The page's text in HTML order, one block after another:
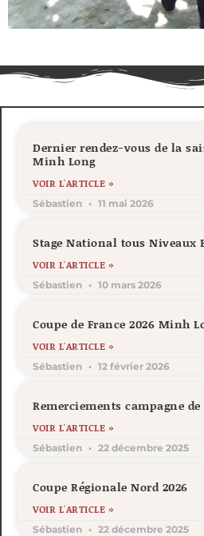
Dernier rendez-vous de la
Minh Long
VOIR L'ARTICLE »
Sébastien 11 mai 2026
Stage National tous Niveaux
VOIR L'ARTICLE »
Sébastien 10 mars 2026
Coupe de France 2026 Minh
VOIR L'ARTICLE »
Sébastien 12 février 2026
Remerciements campagne
VOIR L'ARTICLE »
Sébastien 22 décembre 2025
Coupe Régionale Nord 2026
VOIR L'ARTICLE »
Sébastien 22 décembre 2025